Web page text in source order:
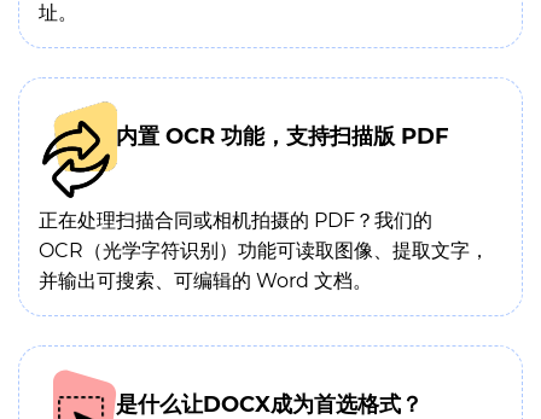
址。
内置 OCR 功能，支持扫描版 PDF
正在处理扫描合同或相机拍摄的 PDF？我们的
OCR（光学字符识别）功能可读取图像、提取文字，
并输出可搜索、可编辑的 Word 文档。
是什么让DOCX成为首选格式？